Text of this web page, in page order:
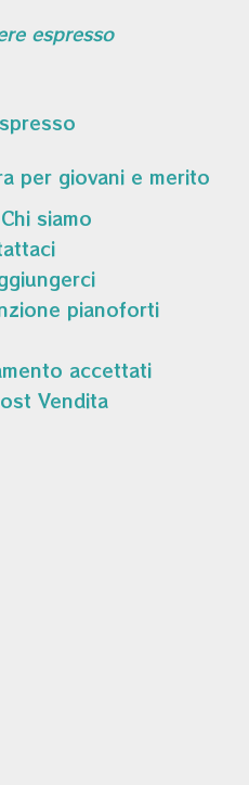
espresso
siamo
pianoforti
accettati
Vendita